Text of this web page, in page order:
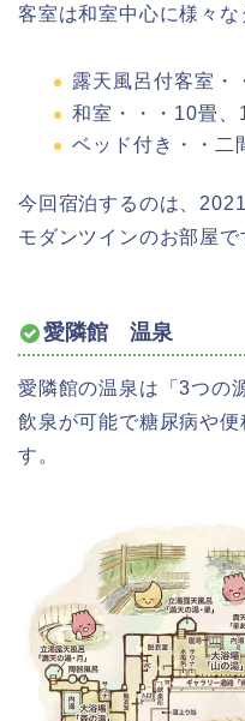
客室は和室中心に様々な
露天風呂付客室・
和室・・・10畳
ベッド付き・・二
今回宿泊するのは、
モダンツインのお部屋で
愛隣館 温泉
愛隣館の温泉は「3つの
飲泉が可能で糖尿病や
す。